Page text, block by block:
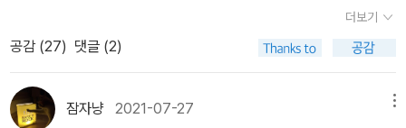
끼는 온갖 초월적 공포와 기괴한 절망을 압축한 듯한 비명, 인간일 리
없고, 인간이 낼 수 있는 소리가 아닌 끔찍한 비명이 들려, 웨스트와
‘나’는 갑자기 엄습하는 공포를 이겨내지 못하고 창문을 뛰어넘어 오
두막을 탈출해 시골길을 미친 듯이 내달린다. 다음날, 학교를 결석하
고 하루 종일 잠에 빠져 있다가 오후에 신문기사를 보니, 체프먼 농가
632년부터 풍차 방앗간이 있었고 1650년대에는 오늘날 있는 거리
들 중 절반이 만들어졌을 만큼 유서 깊은 곳이라고. 그때부터 거기서
이라면 진작 무너져서 먼지가 되고도 남았을 법한 사건들을 숱하게
목격한 걸세. 삶에 대해, 그 이면의 힘에 대해 현대인들이 대체 뭘 알
을 걸어 잠그고 아무 곳도 갈 수 없고, 아무것도 기대하지 않게 돼버린
이들에게도, 언젠가 문을 열면 자신을 기다려 줄 곳이 남아 있기를 바
란다. 이건 어디까지나 독자인 내 바람일 테다. 모든 종류의 문학을 한
발짝 거리를 두고 읽을 수 있을 만큼 자유롭고 성숙한 독자는 아닌, 그
저 취향에 맞는 책을 집어삼키는 내게는 어둠 속을 방황하더라도 결
트 전집 1》 (황금가지, 2009년)로버트 H. 블레이크는 러브크래프트
와 편지 교류를 할 정도로 친분 있는 작가 로버트 블록(Robert Bloc
찾아온 자』(The Shambler from the Stars, 1935)라는 단편소설
에서 선배 작가 러브크래프트를 모티프로 한 인물을 등장시켰다. 주
2》 (도서출판 숲, 2021년)1권 『메데이아』 수록, 2권 『헬레네』와『타
우리케의 이피게네이아』 수록 [대구 책방 <일글책> 시카고플랜 고
전 읽기 모임 선정 도서] * 소포클레스, 천병희 옮김 《소포클레스 비
극 전집》 (도서출판 숲, 2008년)『안티고네』 수록* 소포클레스, 김기
더보기
공감 (27) 댓글 (2)
잠자냥 2021-07-27